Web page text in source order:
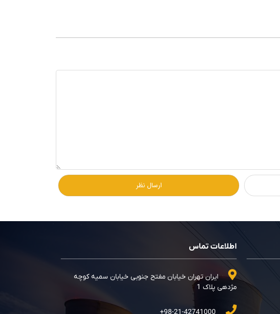
اطلاعات تماس
ایران تهران خیابان مفتح جنوبی خیابان سمیه کوچه
مژدهی پلاک 1